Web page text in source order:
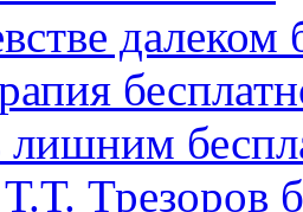
далеком
лишним
Трезоров